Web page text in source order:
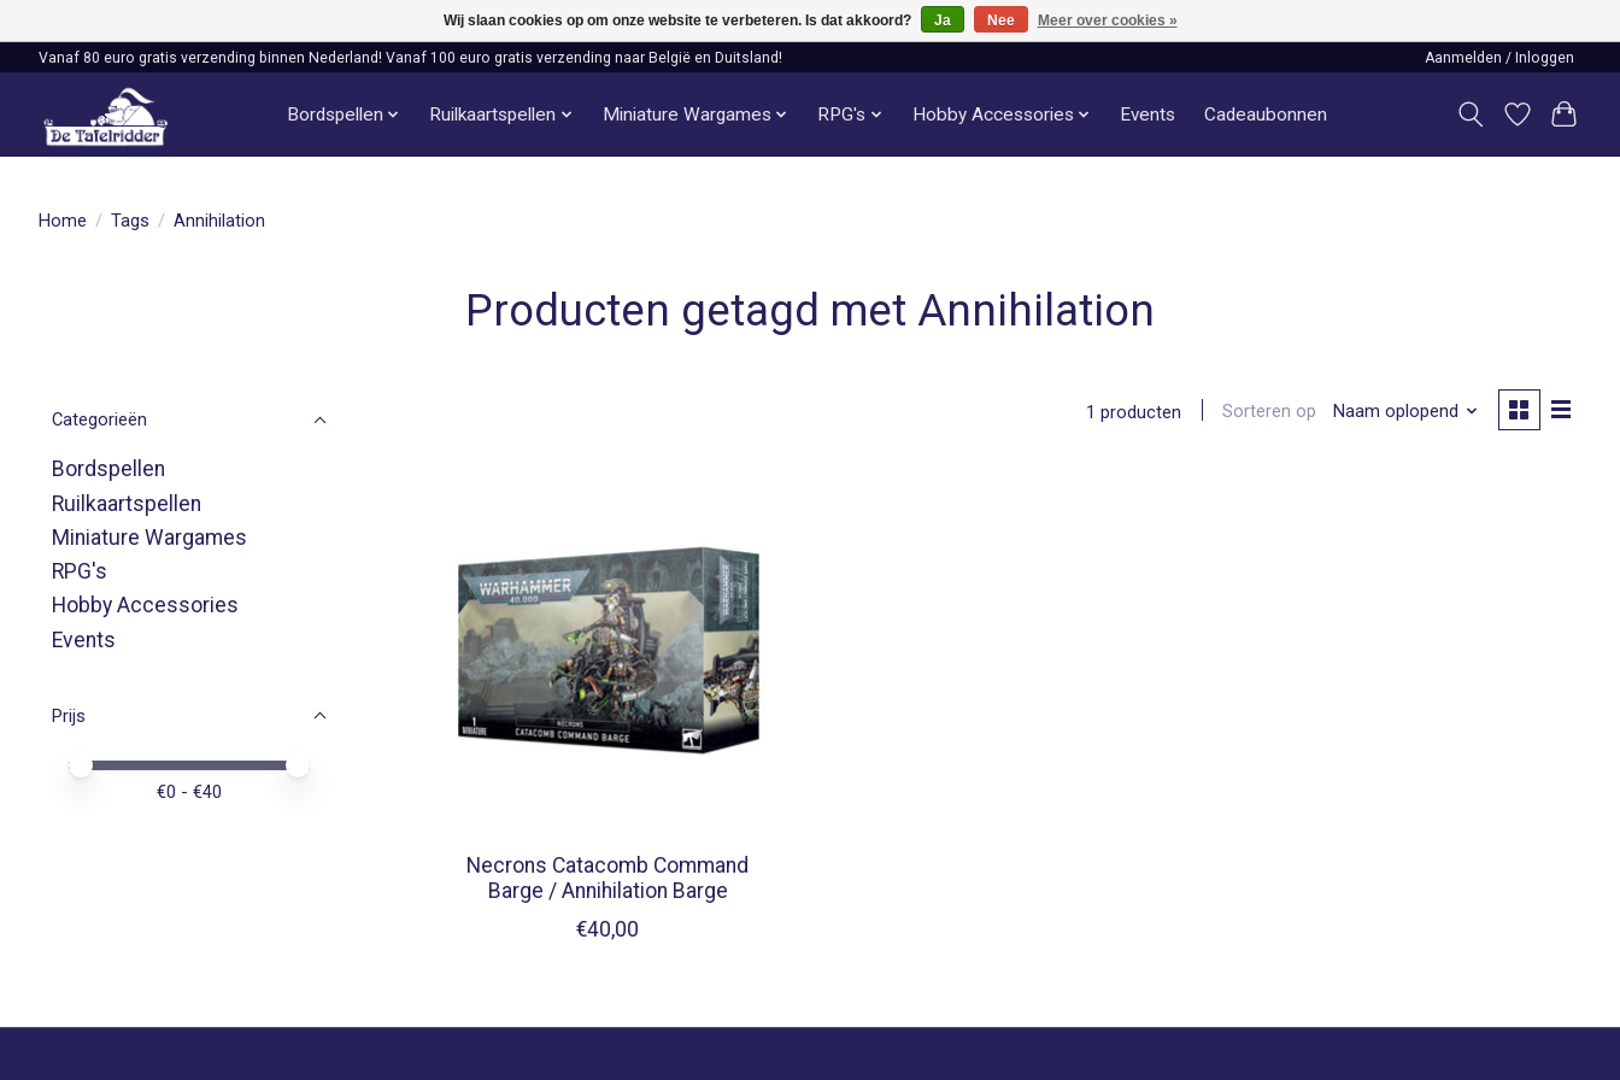
Vanaf 80 euro gratis verzending binnen Nederland! Vanaf 100 euro gratis verzending naar België en Duitsland! Aanmelden / Inloggen
Bordspellen Ruilkaartspellen Miniature Wargames RPG's Hobby Accessories Events Cadeaubonnen
Home / Tags / Annihilation
Producten getagd met Annihilation
Categorieën
Bordspellen
Ruilkaartspellen
Miniature Wargames
RPG's
Hobby Accessories
Events
Prijs
Minimale prijswaarde
Price maximum value
€0 - €40
1 producten Sorteren op Naam oplopend
Necrons Catacomb Command
Barge / Annihilation Barge
€40,00
Wij slaan cookies op om onze website te verbeteren. Is dat akkoord? Ja Nee Meer over cookies »